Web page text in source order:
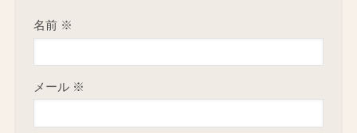
名前 ※
メール ※